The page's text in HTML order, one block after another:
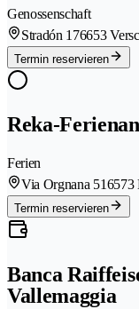
Genossenschaft
Stradón 176653
Termin reservieren
Reka-
Ferien
Via Orgnana 516573
Termin reservieren
Banca
Vallemaggia